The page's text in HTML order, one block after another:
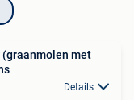
met
Details